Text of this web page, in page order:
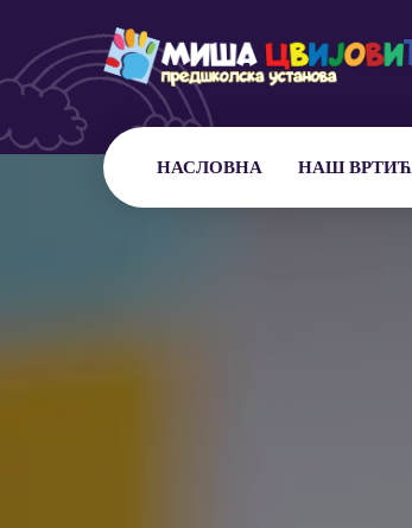
НАСЛОВНА НАШ ВРТИЋ